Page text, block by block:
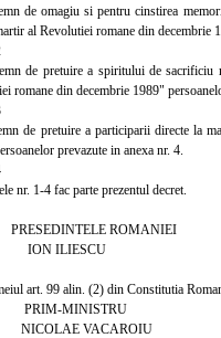
de omagiu si pentru cinstirea
al Revolutiei romane din decembrie
de pretuire a spiritului de sacrificiu
romane din decembrie 1989"
de pretuire a participarii directe la
prevazute in anexa nr. 4.
nr. 1-4 fac parte prezentul decret.
ROMANIEI
ILIESCU
art. 99 alin. (2) din Constitutia
MINISTRU
VACAROIU